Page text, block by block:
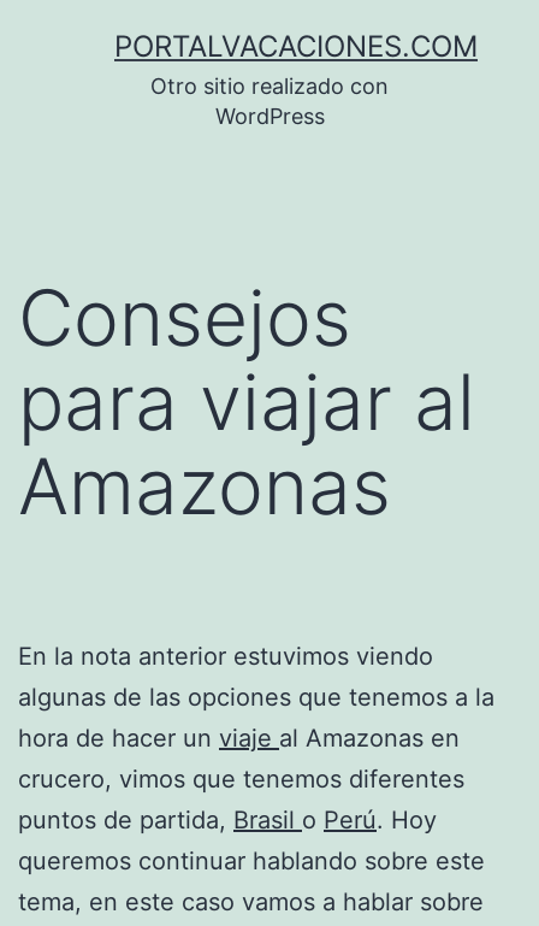
PORTALVACACIONES.COM
Otro sitio realizado con
WordPress
Consejos
para viajar al
Amazonas
En la nota anterior estuvimos viendo
algunas de las opciones que tenemos a la
hora de hacer un viaje al Amazonas en
crucero, vimos que tenemos diferentes
puntos de partida, Brasil o Perú. Hoy
queremos continuar hablando sobre este
tema, en este caso vamos a hablar sobre